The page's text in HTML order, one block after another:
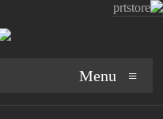
Skip
prtstore
Menu